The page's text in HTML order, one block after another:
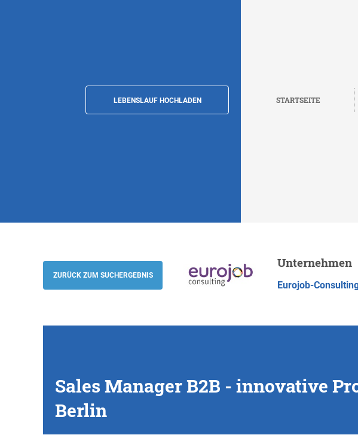
LEBENSLAUF HOCHLADEN STARTSEITE
(m/w/d), Berlin
Eurojob-Consulting
ZURÜCK ZUM SUCHERGEBNIS
Unternehmen
Eurojob-
Sales Manager B2B - innovative
Berlin